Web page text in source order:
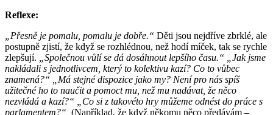
Reflexe:
„Přesně je pomalu, pomalu je dobře.“ Děti jsou nejdříve zbrklé, ale
postupně zjistí, že když se rozhlédnou, než hodí míček, tak se rychle
zlepšují.
„Společnou vůlí se dá dosáhnout lepšího času.“ „Jak jsme
nakládali s jednotlivcem, který to kolektivu kazí? Co to vůbec
znamená?“ „Má stejné dispozice jako my? Není pro nás spíš
užitečné ho to naučit a pomoct mu, než mu nadávat, že něco
nezvládá a kazí?“ „Co si z takovéto hry můžeme odnést do práce s
parlamentem?“ (Například, že když někomu něco předávám –